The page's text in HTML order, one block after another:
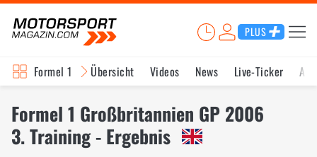
PLUS
Formel 1 Übersicht Videos News Live-Ticker
Formel 1 Großbritannien GP 2006
3. Training - Ergebnis